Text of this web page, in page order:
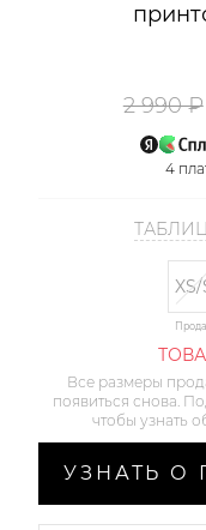
2 990 ₽
4
XS/
Все размеры
появиться снова.
чтобы узнать
УЗНАТЬ О